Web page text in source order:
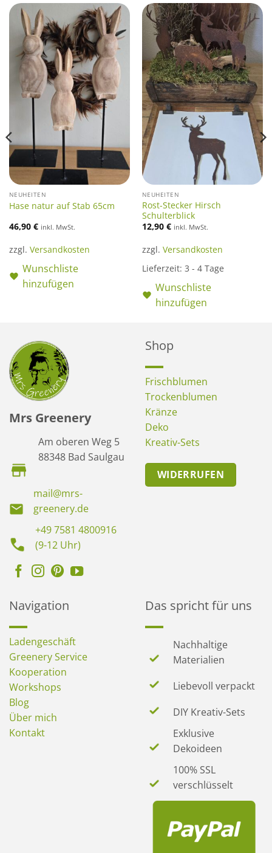
NEUHEITEN
Hase natur auf Stab 65cm
46,90 € inkl. MwSt.
zzgl. Versandkosten
Wunschliste
hinzufügen
NEUHEITEN
Rost-Stecker Hirsch
Schulterblick
12,90 € inkl. MwSt.
zzgl. Versandkosten
Lieferzeit: 3 - 4 Tage
Wunschliste
hinzufügen
Mrs Greenery
Am oberen Weg 5
88348 Bad Saulgau
mail@mrs-
greenery.de
+49 7581 4800916
(9-12 Uhr)
Shop
Frischblumen
Trockenblumen
Kränze
Deko
Kreativ-Sets
WIDERRUFEN
Navigation
Ladengeschäft
Greenery Service
Kooperation
Workshops
Blog
Über mich
Kontakt
Das spricht für uns
Nachhaltige
Materialien
Liebevoll verpackt
DIY Kreativ-Sets
Exklusive
Dekoideen
100% SSL
verschlüsselt